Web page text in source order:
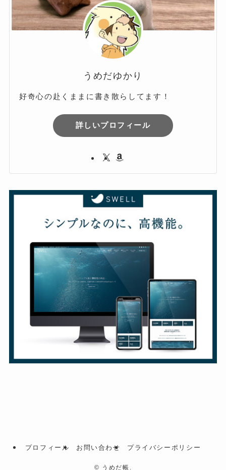
うめだゆかり
好奇心の赴くままに書き散らしてます！
詳しいプロフィール
プロフィール お問い合わせ プライバシーポリシー
© うめだ帳.